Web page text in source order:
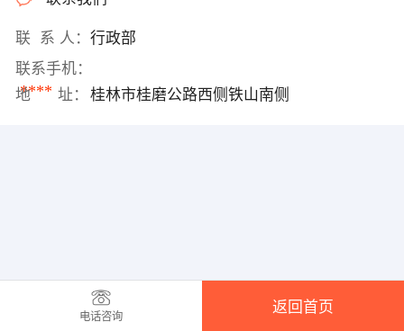
联 系 人： 行政部
联系手机：
****
地 址： 桂林市桂磨公路西侧铁山南侧
电话咨询
返回首页